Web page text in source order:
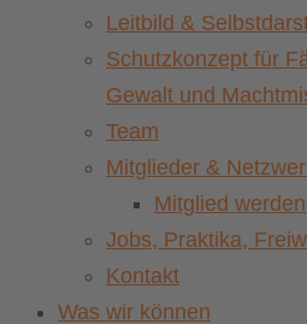
Leitbild &
Schutzkonzept für
Gewalt und
Team
Mitglieder &
Mitglied werden
Jobs, Praktika,
Kontakt
Was wir können